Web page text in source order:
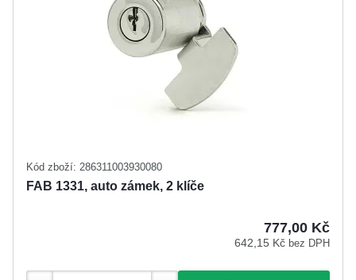
Kód zboží: 286311003930080
FAB 1331, auto zámek, 2 klíče
777,00 Kč
642,15 Kč bez DPH